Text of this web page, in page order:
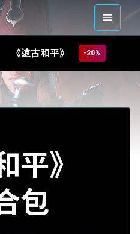
《遠古和平》 -20%
平》
包